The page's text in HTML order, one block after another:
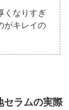
くなりすぎ
がキレイの
セラムの実際